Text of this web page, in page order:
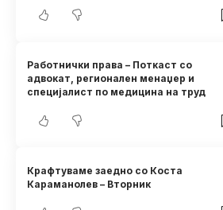
Работнички права – Поткаст со
адвокат, регионален менаџер и
специјалист по медицина на труд
Крафтуваме заедно со Коста
Караманолев – Вторник